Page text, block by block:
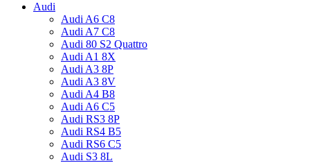
Audi
Audi A6 C8
Audi A7 C8
Audi 80 S2 Quattro
Audi A1 8X
Audi A3 8P
Audi A3 8V
Audi A4 B8
Audi A6 C5
Audi RS3 8P
Audi RS4 B5
Audi RS6 C5
Audi S3 8L